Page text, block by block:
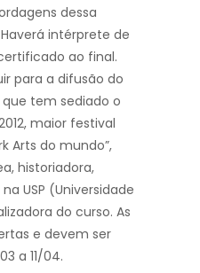
dessa
intérprete de
ao final.
para a difusão do
que tem sediado o
maior festival
Arts do mundo”,
historiadora,
USP (Universidade
do curso. As
e devem ser
a 11/04.